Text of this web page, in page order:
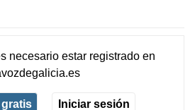
necesario estar registradoen
Iniciar sesión